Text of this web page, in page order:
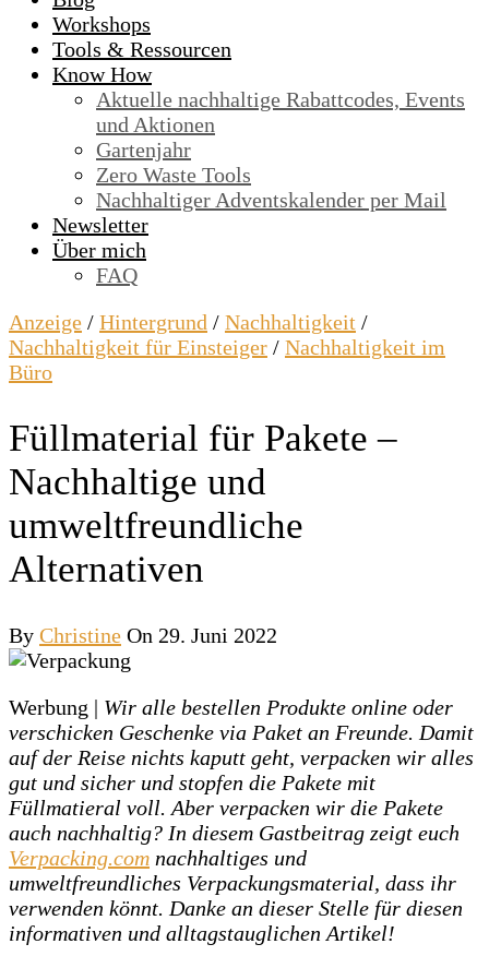
Workshops
Tools & Ressourcen
Know How
Aktuelle nachhaltige Rabattcodes, Events
und Aktionen
Gartenjahr
Zero Waste Tools
Nachhaltiger Adventskalender per Mail
Newsletter
Über mich
FAQ
Anzeige / Hintergrund / Nachhaltigkeit /
Nachhaltigkeit für Einsteiger / Nachhaltigkeit im
Büro
Füllmaterial für Pakete –
Nachhaltige und
umweltfreundliche
Alternativen
By Christine On 29. Juni 2022
Werbung | Wir alle bestellen Produkte online oder
verschicken Geschenke via Paket an Freunde. Damit
auf der Reise nichts kaputt geht, verpacken wir alles
gut und sicher und stopfen die Pakete mit
Füllmatieral voll. Aber verpacken wir die Pakete
auch nachhaltig? In diesem Gastbeitrag zeigt euch
Verpacking.com nachhaltiges und
umweltfreundliches Verpackungsmaterial, dass ihr
verwenden könnt. Danke an dieser Stelle für diesen
informativen und alltagstauglichen Artikel!